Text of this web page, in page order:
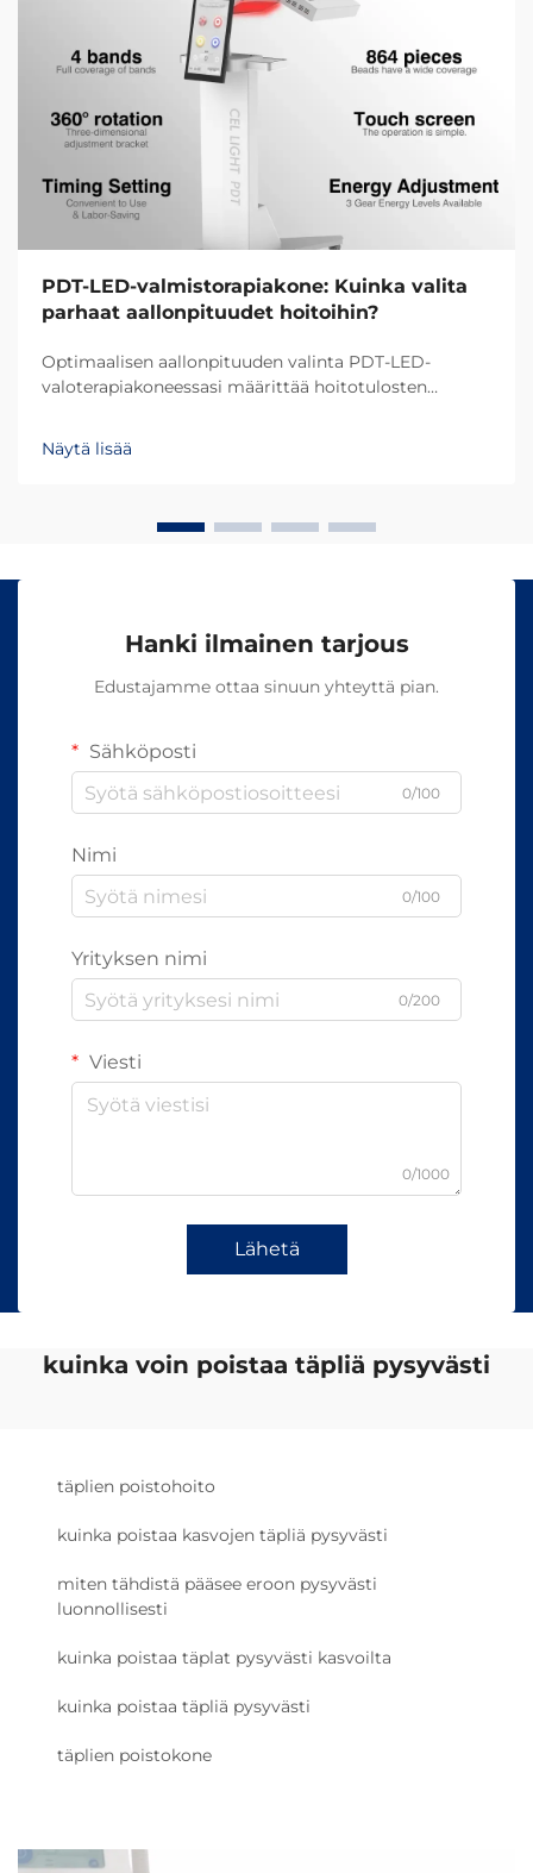
PDT-LED-valmistorapiakone: Kuinka valita
parhaat aallonpituudet hoitoihin?
Optimaalisen aallonpituuden valinta PDT-LED-
valoterapiakoneessasi määrittää hoitotulosten
aallonpituudet tunkeutuvat ihoon eri syvyyksiin ja
aiheuttavat erilaisia biologisia reaktioita, mikä tekee...
Näytä lisää
Hanki ilmainen tarjous
Edustajamme ottaa sinuun yhteyttä pian.
Sähköposti
0/100
Nimi
0/100
Yrityksen nimi
0/200
Viesti
0/1000
Lähetä
kuinka voin poistaa täpliä pysyvästi
täplien poistohoito
kuinka poistaa kasvojen täpliä pysyvästi
miten tähdistä pääsee eroon pysyvästi
luonnollisesti
kuinka poistaa täplat pysyvästi kasvoilta
kuinka poistaa täpliä pysyvästi
täplien poistokone